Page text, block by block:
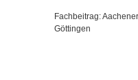
Fachbeitrag:
Göttingen